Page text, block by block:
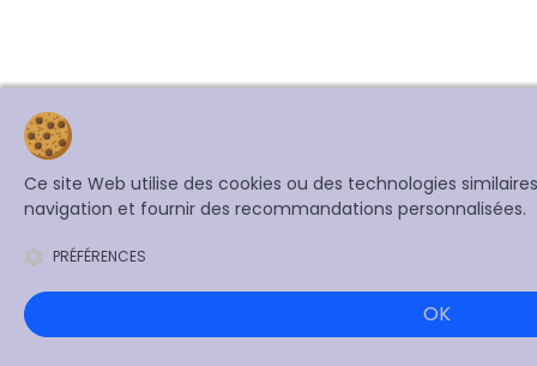
Ce site Web utilise des cookies ou des technologies
navigation et fournir des recommandations personnalisées.
PRÉFÉRENCES
OK